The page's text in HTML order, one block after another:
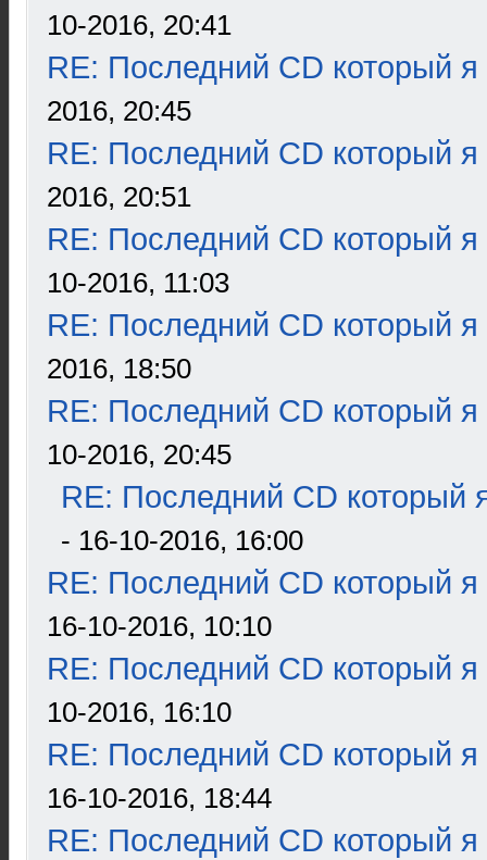
10-2016, 20:41
RE: Последний CD который я
2016, 20:45
RE: Последний CD который я
2016, 20:51
RE: Последний CD который я
10-2016, 11:03
RE: Последний CD который я
2016, 18:50
RE: Последний CD который я
10-2016, 20:45
RE: Последний CD который
- 16-10-2016, 16:00
RE: Последний CD который я
16-10-2016, 10:10
RE: Последний CD который я
10-2016, 16:10
RE: Последний CD который я
16-10-2016, 18:44
RE: Последний CD который я